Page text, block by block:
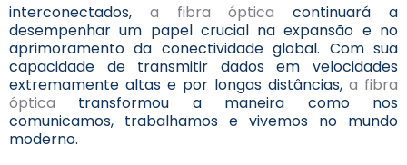
interconectados, a fibra óptica continuará a
desempenhar um papel crucial na expansão e no
aprimoramento da conectividade global. Com sua
capacidade de transmitir dados em velocidades
extremamente altas e por longas distâncias, a fibra
óptica transformou a maneira como nos
comunicamos, trabalhamos e vivemos no mundo
moderno.